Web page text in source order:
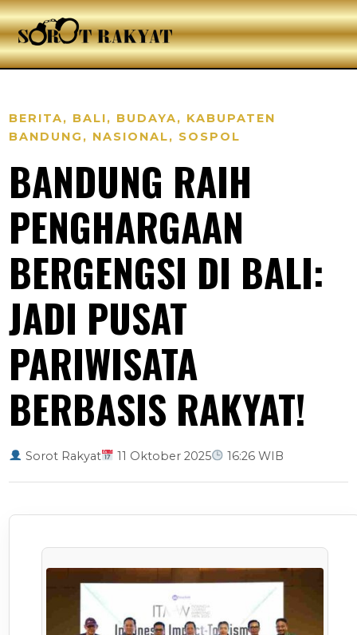
BERITA, BALI, BUDAYA, KABUPATEN
BANDUNG , NASIONAL, SOSPOL
BANDUNG RAIH
PENGHARGAAN
BERGENGSI DI BALI:
JADI PUSAT
PARIWISATA
BERBASIS RAKYAT!
Sorot Rakyat 11 Oktober 2025 16:26 WIB